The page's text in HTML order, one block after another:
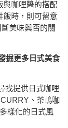
與咖哩醬的搭配
飯時，則可留意
美味與否的關
掘更多日式美食
找提供日式咖哩
、茶嶋咖
樣化的日式風